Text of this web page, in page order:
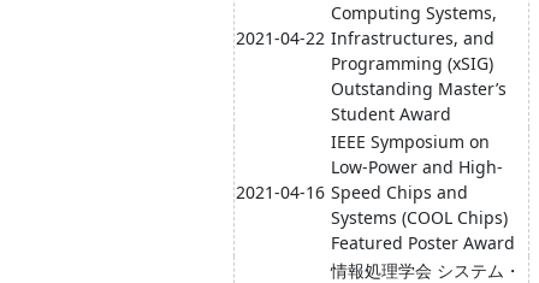
2021-04-22
Computing Systems,
Infrastructures, and
Programming (xSIG)
Outstanding Master’s
Student Award
2021-04-16
IEEE Symposium on
Low-Power and High-
Speed Chips and
Systems (COOL Chips)
Featured Poster Award
情報処理学会 システム・